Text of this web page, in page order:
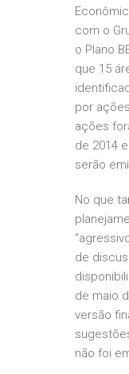
com o
o Plano
que 15
por
ações
de 2014
serão
No que
de
de maio
versão
não foi